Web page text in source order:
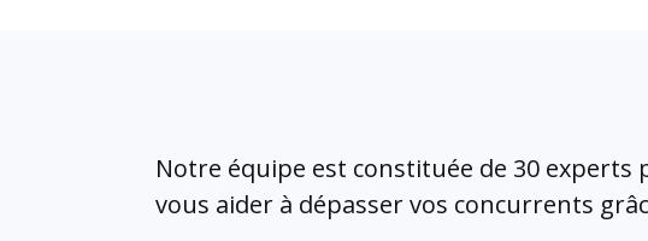
Notre équipe est constituée de 30
vous aider à dépasser vos concurrents